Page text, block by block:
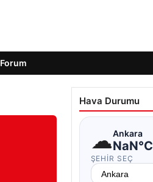
Forum
Hava Durumu
☁Ankara
NaN°C
ŞEHIR SEÇ